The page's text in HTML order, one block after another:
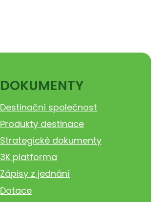
DOKUMENTY
Destinační společnost
Produkty destinace
Strategické dokumenty
3K platforma
Zápisy z jednání
Dotace